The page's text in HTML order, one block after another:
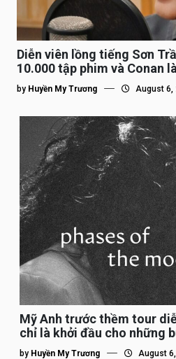
Diễn viên lồng tiếng Sơn
10.000 tập phim và Conan
nhất”
by Huyền My Trương August 6,
Mỹ Anh trước thềm tour
chỉ là khởi đầu cho những
tôi”
by Huyền My Trương August